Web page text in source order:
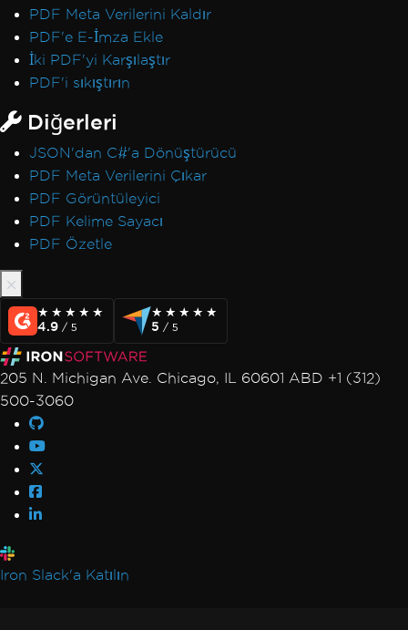
PDF Meta Verilerini Kaldır
PDF'e E-İmza Ekle
İki PDF'yi Karşılaştır
PDF'i sıkıştırın
Diğerleri
JSON'dan C#'a Dönüştürücü
PDF Meta Verilerini Çıkar
PDF Görüntüleyici
PDF Kelime Sayacı
PDF Özetle
★★★★★
★★★★★
4.9 / 5
★★★★★
★★★★★
5 / 5
205 N. Michigan Ave. Chicago, IL 60601 ABD +1 (312)
500-3060
Iron Slack'a Katılın